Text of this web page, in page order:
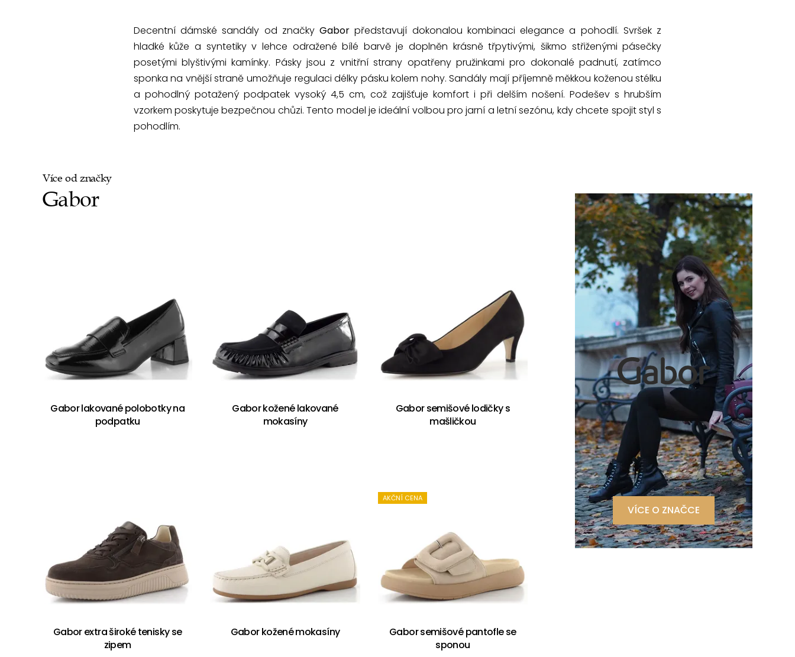
Decentní dámské sandály od značkyGabor představují dokonalou kombinaci elegance a pohodlí. Svršek z
hladké kůže a syntetiky v lehce odražené bílé barvě je doplněn krásně třpytivými, šikmo střiženými pásečky
posetými blyštivými kamínky. Pásky jsou z vnitřní strany opatřeny pružinkami pro dokonalé padnutí, zatímco
sponka na vnější straně umožňuje regulaci délky pásku kolem nohy. Sandály mají příjemně měkkou koženou stélku
a pohodlný potažený podpatek vysoký 4,5 cm, což zajišťuje komfort i při delším nošení. Podešev s hrubším
vzorkem poskytuje bezpečnou chůzi. Tento model je ideální volbou pro jarní a letní sezónu, kdy chcete spojit styl s
pohodlím.
Více od značky
Gabor
Gabor lakované polobotky na
podpatku
Gabor kožené lakované
mokasíny
Gabor semišové lodičky s
mašličkou
Gabor extra široké tenisky se
zipem
Gabor kožené mokasíny
AKČNÍ CENA
Gabor semišové pantofle se
sponou
VÍCE O ZNAČCE